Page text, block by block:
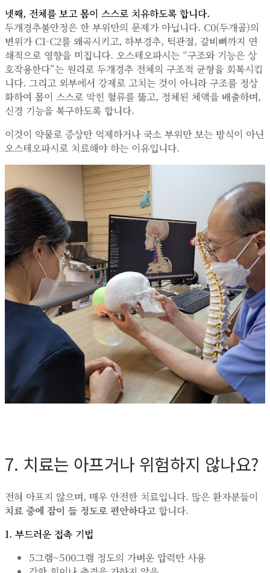
넷째, 전체를 보고 몸이 스스로 치유하도록 합니다.
두개경추불안정은 한 부위만의 문제가 아닙니다. C0(두개골)의
변위가 C1-C2를 왜곡시키고, 하부경추, 턱관절, 갈비뼈까지 연
쇄적으로 영향을 미칩니다. 오스테오파시는 “구조와 기능은 상
호작용한다”는 원리로 두개경추 전체의 구조적 균형을 회복시킵
니다. 그리고 외부에서 강제로 고치는 것이 아니라 구조를 정상
화하여 몸이 스스로 막힌 혈류를 뚫고, 정체된 체액을 배출하며,
신경 기능을 복구하도록 합니다.
이것이 약물로 증상만 억제하거나 국소 부위만 보는 방식이 아닌
오스테오파시로 치료해야 하는 이유입니다.
7. 치료는 아프거나 위험하지 않나요?
전혀 아프지 않으며, 매우 안전한 치료입니다. 많은 환자분들이
치료 중에 잠이 들 정도로 편안하다고 합니다.
1. 부드러운 접촉 기법
5그램~500그램 정도의 가벼운 압력만 사용